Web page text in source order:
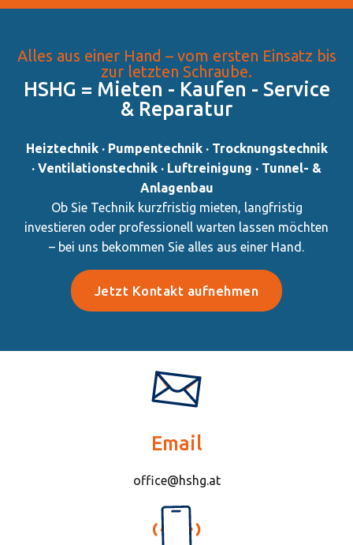
Alles aus einer Hand – vom ersten Einsatz bis
zur letzten Schraube.
HSHG = Mieten - Kaufen - Service
& Reparatur​
Heiztechnik · Pumpentechnik · Trocknungstechnik
· Ventilationstechnik · Luftreinigung · Tunnel- &
Anlagenbau
Ob Sie Technik kurzfristig mieten, langfristig
investieren oder professionell warten lassen möchten
– bei uns bekommen Sie alles aus einer Hand.
Jetzt Kontakt aufnehmen
Email
office@hshg.at